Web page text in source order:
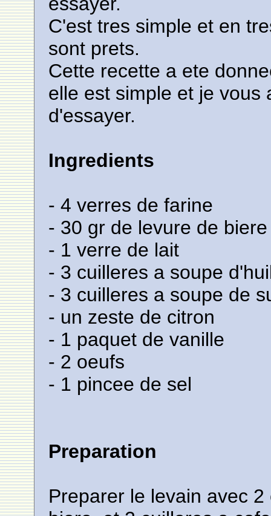
C'est tres simple et en
sont prets.
Cette recette a ete
elle est simple et je vous
d'essayer.
Ingredients
- 4 verres de farine
- 30 gr de levure de biere
- 1 verre de lait
- 3 cuilleres a soupe
- 3 cuilleres a soupe de
- un zeste de citron
- 1 paquet de vanille
- 2 oeufs
- 1 pincee de sel
Preparation
Preparer le levain avec